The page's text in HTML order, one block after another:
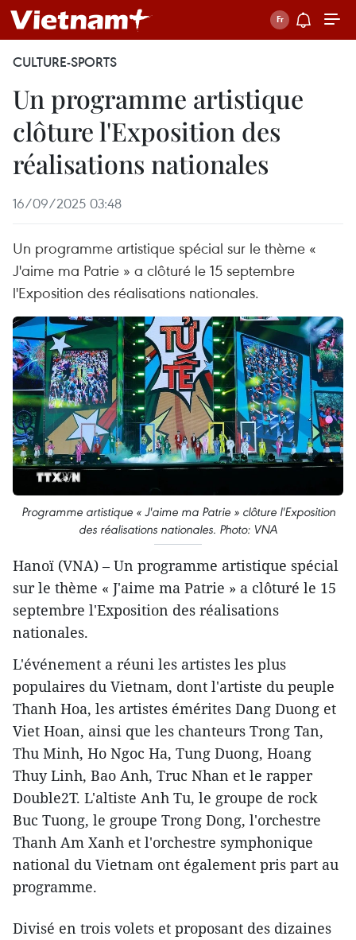
CULTURE-SPORTS
Un programme artistique
clôture l'Exposition des
réalisations nationales
16/09/2025 03:48
Un programme artistique spécial sur le thème «
J'aime ma Patrie » a clôturé le 15 septembre
l'Exposition des réalisations nationales.
Programme artistique « J'aime ma Patrie » clôture l'Exposition
des réalisations nationales. Photo: VNA
Hanoï (VNA) – Un programme artistique spécial
sur le thème « J'aime ma Patrie » a clôturé le 15
septembre l'Exposition des réalisations
nationales.
L'événement a réuni les artistes les plus
populaires du Vietnam, dont l'artiste du peuple
Thanh Hoa, les artistes émérites Dang Duong et
Viet Hoan, ainsi que les chanteurs Trong Tan,
Thu Minh, Ho Ngoc Ha, Tung Duong, Hoang
Thuy Linh, Bao Anh, Truc Nhan et le rapper
Double2T. L'altiste Anh Tu, le groupe de rock
Buc Tuong, le groupe Trong Dong, l'orchestre
Thanh Am Xanh et l'orchestre symphonique
national du Vietnam ont également pris part au
programme.
Divisé en trois volets et proposant des dizaines